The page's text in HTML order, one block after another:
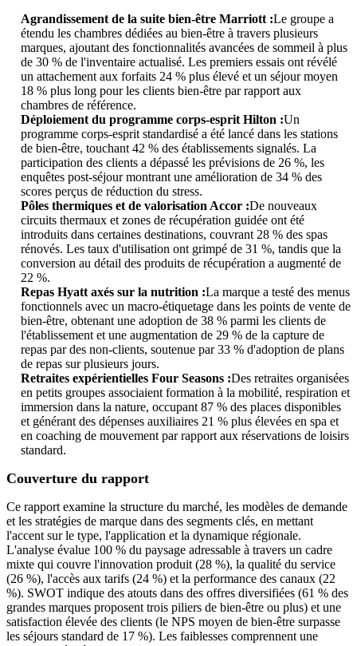
Agrandissement de la suite bien-être Marriott :Le groupe a
étendu les chambres dédiées au bien-être à travers plusieurs
marques, ajoutant des fonctionnalités avancées de sommeil à plus
de 30 % de l'inventaire actualisé. Les premiers essais ont révélé
un attachement aux forfaits 24 % plus élevé et un séjour moyen
18 % plus long pour les clients bien-être par rapport aux
chambres de référence.
Déploiement du programme corps-esprit Hilton :Un
programme corps-esprit standardisé a été lancé dans les stations
de bien-être, touchant 42 % des établissements signalés. La
participation des clients a dépassé les prévisions de 26 %, les
enquêtes post-séjour montrant une amélioration de 34 % des
scores perçus de réduction du stress.
Pôles thermiques et de valorisation Accor :De nouveaux
circuits thermaux et zones de récupération guidée ont été
introduits dans certaines destinations, couvrant 28 % des spas
rénovés. Les taux d'utilisation ont grimpé de 31 %, tandis que la
conversion au détail des produits de récupération a augmenté de
22 %.
Repas Hyatt axés sur la nutrition :La marque a testé des menus
fonctionnels avec un macro-étiquetage dans les points de vente de
bien-être, obtenant une adoption de 38 % parmi les clients de
l'établissement et une augmentation de 29 % de la capture de
repas par des non-clients, soutenue par 33 % d'adoption de plans
de repas sur plusieurs jours.
Retraites expérientielles Four Seasons :Des retraites organisées
en petits groupes associaient formation à la mobilité, respiration et
immersion dans la nature, occupant 87 % des places disponibles
et générant des dépenses auxiliaires 21 % plus élevées en spa et
en coaching de mouvement par rapport aux réservations de loisirs
standard.
Couverture du rapport
Ce rapport examine la structure du marché, les modèles de demande
et les stratégies de marque dans des segments clés, en mettant
l'accent sur le type, l'application et la dynamique régionale.
L'analyse évalue 100 % du paysage adressable à travers un cadre
mixte qui couvre l'innovation produit (28 %), la qualité du service
(26 %), l'accès aux tarifs (24 %) et la performance des canaux (22
%). SWOT indique des atouts dans des offres diversifiées (61 % des
grandes marques proposent trois piliers de bien-être ou plus) et une
satisfaction élevée des clients (le NPS moyen de bien-être surpasse
les séjours standard de 17 %). Les faiblesses comprennent une